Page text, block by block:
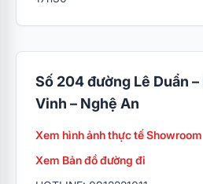
Số 204 đường Lê Duẩn
Vinh – Nghệ An
Xem hình ảnh thực tế Showroom
Xem Bản đồ đường đi